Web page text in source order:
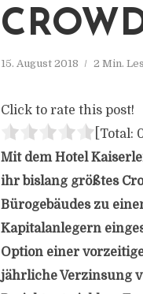
15. August 2018 2 Min.
Click to rate this post!
[Total:
Mit dem Hotel
ihr bislang größtes
Bürogebäudes zu
Kapitalanlegern
Option einer
jährliche Verzinsung